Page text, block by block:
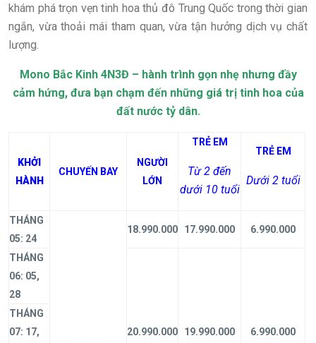
khám phá trọn vẹn tinh hoa thủ đô Trung Quốc trong thời gian
ngắn, vừa thoải mái tham quan, vừa tận hưởng dịch vụ chất
lượng.
Mono Bắc Kinh 4N3Đ – hành trình gọn nhẹ nhưng đầy
cảm hứng, đưa bạn chạm đến những giá trị tinh hoa của
đất nước tỷ dân.
KHỞI
HÀNH
CHUYẾN BAY
NGƯỜI
LỚN
TRẺ EM
Từ 2 đến
dưới 10 tuổi
TRẺ EM
Dưới 2 tuổi
THÁNG
05: 24
18.990.000 17.990.000 6.990.000
THÁNG
06: 05,
28
20.990.000 19.990.000 6.990.000
THÁNG
07: 17,